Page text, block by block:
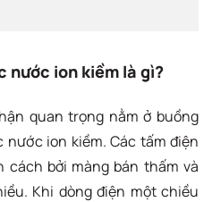
nước ion kiềm là gì?
quan trọng nằm ở buồng
ion kiềm. Các tấm điện
cách bởi màng bán thấm và
Khi dòng điện một chiều